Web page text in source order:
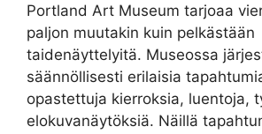
Portland Art Museum tarjoaa
paljon muutakin kuin pelkästään
taidenäyttelyitä. Museossa
säännöllisesti erilaisia
opastettuja kierroksia, luentoja,
elokuvanäytöksiä. Näillä